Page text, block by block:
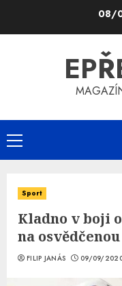
08/
Primary
Menu
Sport
Kladno v boji
na
FILIP JANÁS 09/09/